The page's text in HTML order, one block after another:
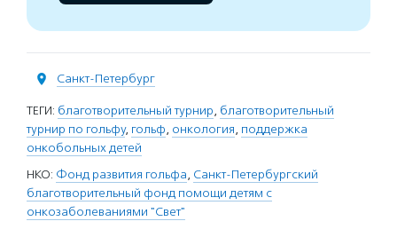
Санкт-Петербург
ТЕГИ: благотворительный турнир, благотворительный
турнир по гольфу, гольф, онкология, поддержка
онкобольных детей
НКО: Фонд развития гольфа, Санкт-Петербургский
благотворительный фонд помощи детям с
онкозаболеваниями "Свет"